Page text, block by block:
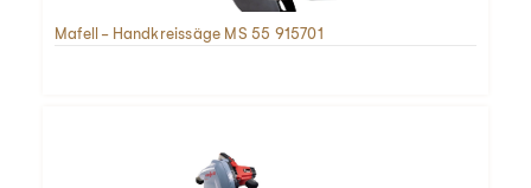
Mafell - Handkreissäge MS 55 915701